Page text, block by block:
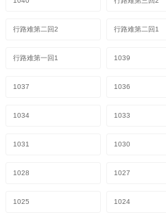
行路难第二回2 行路难第二回1
行路难第一回1 1039
1037 1036
1034 1033
1031 1030
1028 1027
1025 1024